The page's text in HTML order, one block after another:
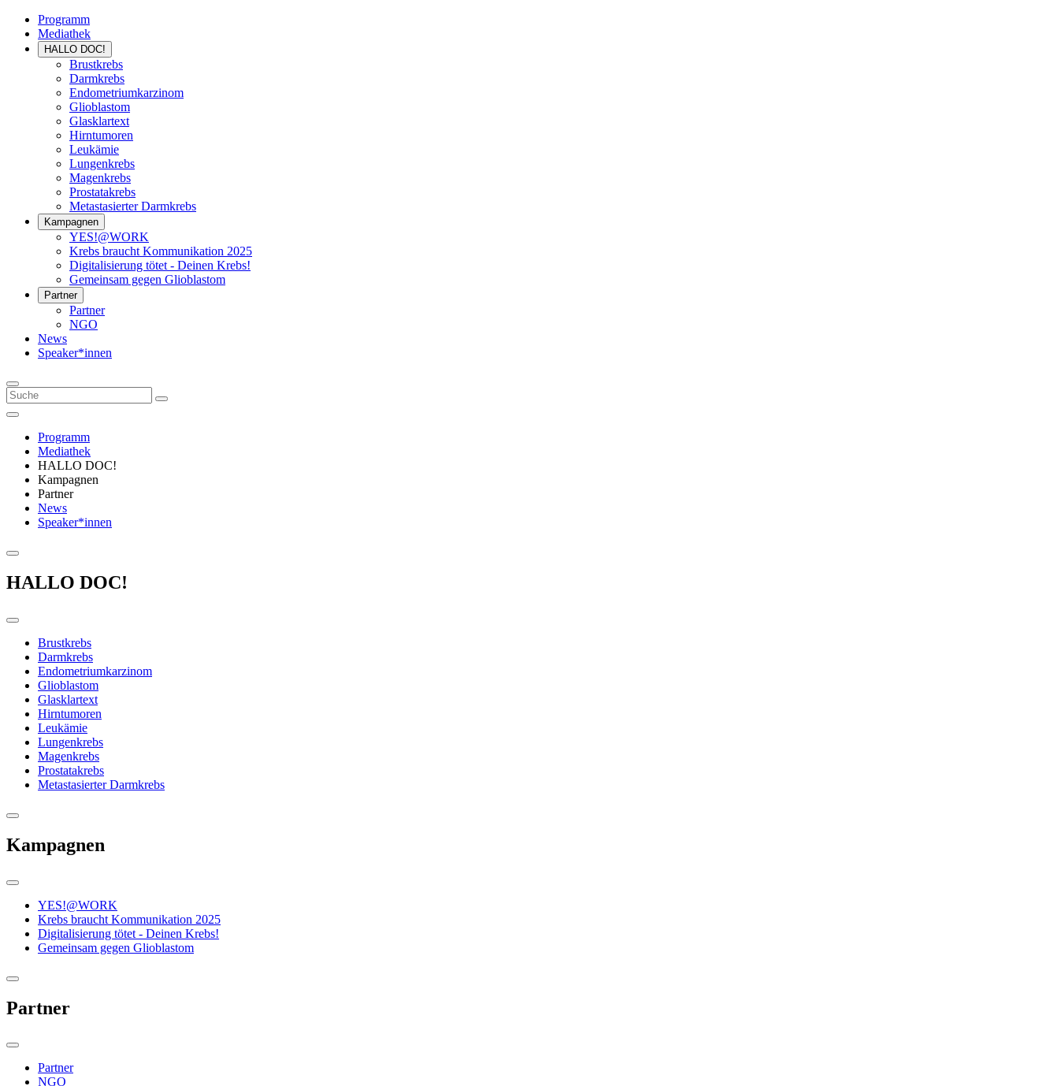
Programm
Mediathek
HALLO DOC!
Brustkrebs
Darmkrebs
Endometriumkarzinom
Glioblastom
Glasklartext
Hirntumoren
Leukämie
Lungenkrebs
Magenkrebs
Prostatakrebs
Metastasierter Darmkrebs
Kampagnen
YES!@WORK
Krebs braucht Kommunikation 2025
Digitalisierung tötet - Deinen Krebs!
Gemeinsam gegen Glioblastom
Partner
Partner
NGO
News
Speaker*innen
Programm
Mediathek
HALLO DOC!
Kampagnen
Partner
News
Speaker*innen
HALLO DOC!
Brustkrebs
Darmkrebs
Endometriumkarzinom
Glioblastom
Glasklartext
Hirntumoren
Leukämie
Lungenkrebs
Magenkrebs
Prostatakrebs
Metastasierter Darmkrebs
Kampagnen
YES!@WORK
Krebs braucht Kommunikation 2025
Digitalisierung tötet - Deinen Krebs!
Gemeinsam gegen Glioblastom
Partner
Partner
NGO